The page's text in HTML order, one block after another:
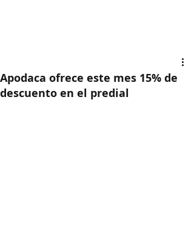
Apodaca ofrece este mes 15% de
descuento en el predial